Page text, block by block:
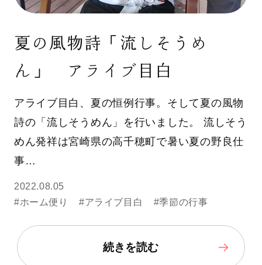
夏の風物詩「流しそうめ
ん」 アライブ目白
アライブ目白、夏の恒例行事。そして夏の風物
詩の「流しそうめん」を行いました。 流しそう
めん発祥は宮崎県の高千穂町で暑い夏の野良仕
事…
2022.08.05
#ホーム便り
#アライブ目白 #季節の行事
続きを読む